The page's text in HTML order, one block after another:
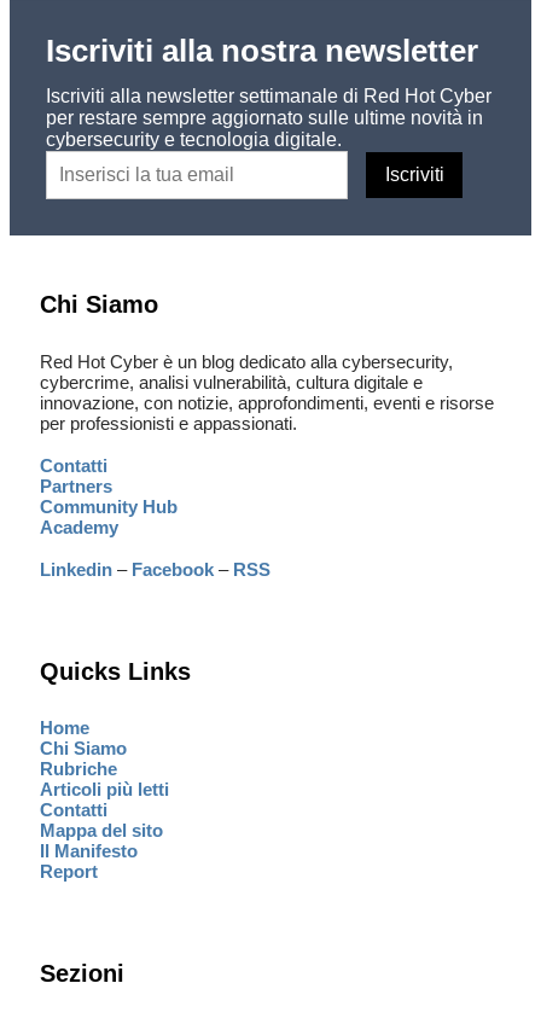
Iscriviti alla nostra newsletter
Iscriviti alla newsletter settimanale di Red Hot Cyber
per restare sempre aggiornato sulle ultime novità in
cybersecurity e tecnologia digitale.
Chi Siamo
Red Hot Cyber è un blog dedicato alla cybersecurity,
cybercrime, analisi vulnerabilità, cultura digitale e
innovazione, con notizie, approfondimenti, eventi e risorse
per professionisti e appassionati.
Contatti
Partners
Community Hub
Academy
Linkedin – Facebook – RSS
Quicks Links
Home
Chi Siamo
Rubriche
Articoli più letti
Contatti
Mappa del sito
Il Manifesto
Report
Sezioni